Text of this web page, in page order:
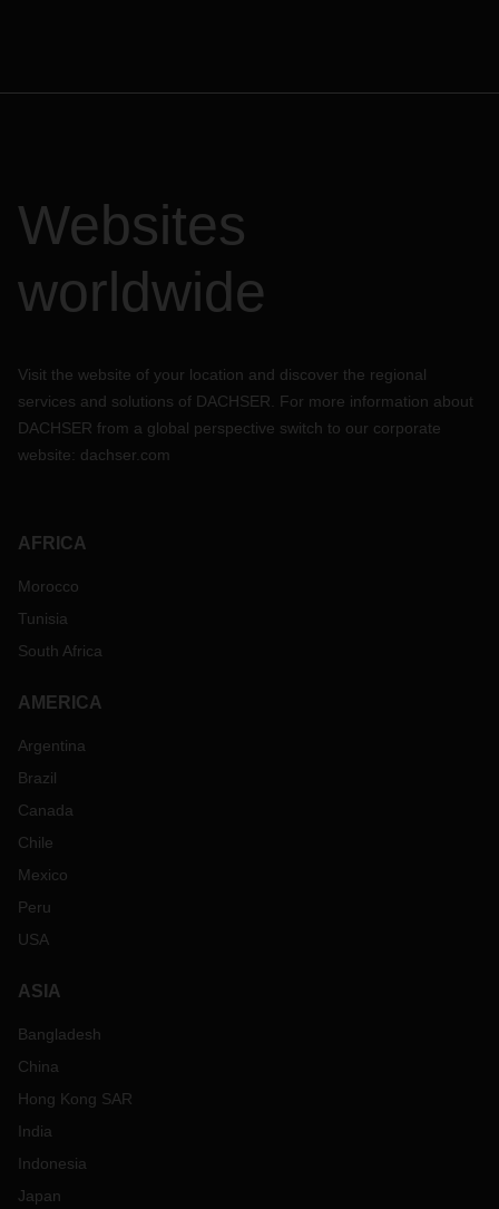
Websites
worldwide
Visit the website of your location and discover the regional
services and solutions of DACHSER. For more information about
DACHSER from a global perspective switch to our corporate
website: dachser.com
AFRICA
Morocco
Tunisia
South Africa
AMERICA
Argentina
Brazil
Canada
Chile
Mexico
Peru
USA
ASIA
Bangladesh
China
Hong Kong SAR
India
Indonesia
Japan